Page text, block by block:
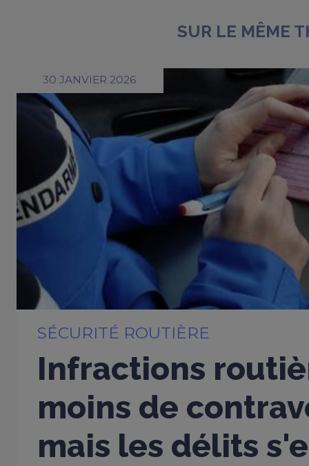
SUR LE MÊME
30 JANVIER 2026
SÉCURITÉ ROUTIÈRE
Infractions
moins de
mais les délits